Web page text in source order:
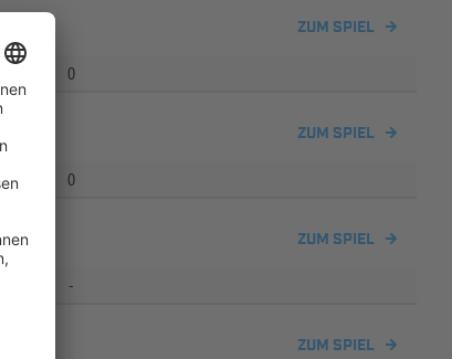
ZUM SPIEL
0
ZUM SPIEL
0
ZUM SPIEL
-
ZUM SPIEL